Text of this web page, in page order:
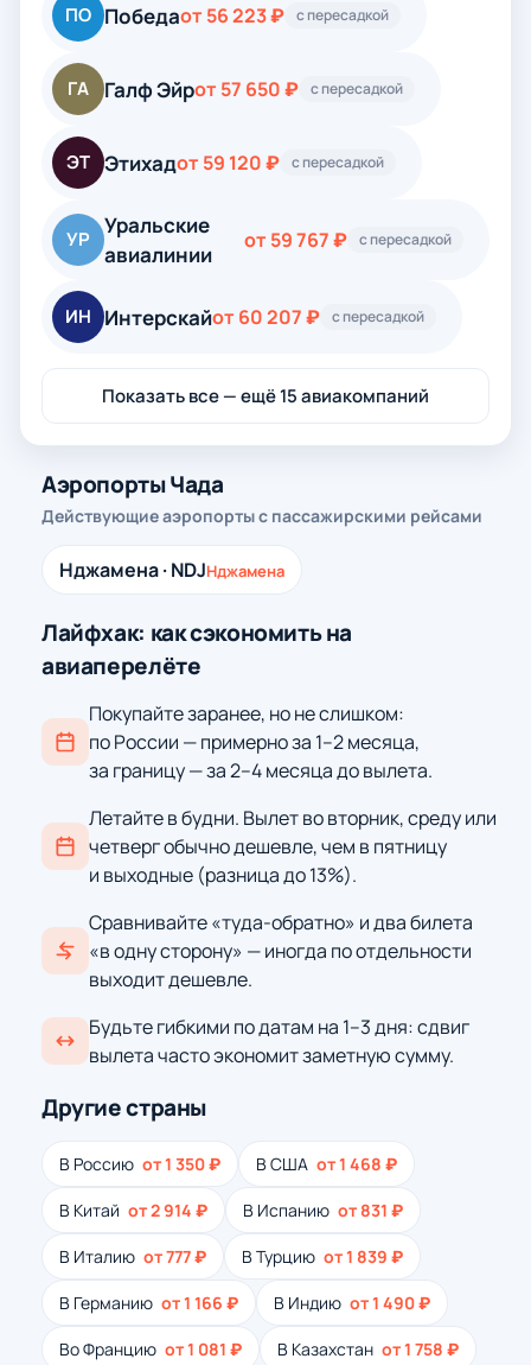
ПО Победаот 56 223 ₽ с пересадкой
ГА Галф Эйрот 57 650 ₽ с пересадкой
ЭТ Этихадот 59 120 ₽ с пересадкой
УР
Уральские
авиалинии
от 59 767 ₽ с пересадкой
ИН Интерскайот 60 207 ₽ с пересадкой
Показать все — ещё 15 авиакомпаний
Аэропорты Чада
Действующие аэропорты с пассажирскими рейсами
Нджамена · NDJНджамена
Лайфхак: как сэкономить на
авиаперелёте
Покупайте заранее, но не слишком:
по России — примерно за 1–2 месяца,
за границу — за 2–4 месяца до вылета.
Летайте в будни. Вылет во вторник, среду или
четверг обычно дешевле, чем в пятницу
и выходные (разница до 13%).
Сравнивайте «туда-обратно» и два билета
«в одну сторону» — иногда по отдельности
выходит дешевле.
Будьте гибкими по датам на 1–3 дня: сдвиг
вылета часто экономит заметную сумму.
Другие страны
В Россию от 1 350 ₽ В США от 1 468 ₽
В Китай от 2 914 ₽ В Испанию от 831 ₽
В Италию от 777 ₽ В Турцию от 1 839 ₽
В Германию от 1 166 ₽ В Индию от 1 490 ₽
Во Францию от 1 081 ₽ В Казахстан от 1 758 ₽